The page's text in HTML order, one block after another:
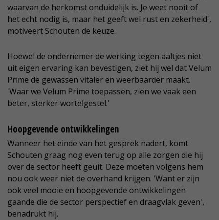
waarvan de herkomst onduidelijk is. Je weet nooit of
het echt nodig is, maar het geeft wel rust en zekerheid',
motiveert Schouten de keuze.
Hoewel de ondernemer de werking tegen aaltjes niet
uit eigen ervaring kan bevestigen, ziet hij wel dat Velum
Prime de gewassen vitaler en weerbaarder maakt.
'Waar we Velum Prime toepassen, zien we vaak een
beter, sterker wortelgestel.'
Hoopgevende ontwikkelingen
Wanneer het einde van het gesprek nadert, komt
Schouten graag nog even terug op alle zorgen die hij
over de sector heeft geuit. Deze moeten volgens hem
nou ook weer niet de overhand krijgen. 'Want er zijn
ook veel mooie en hoopgevende ontwikkelingen
gaande die de sector perspectief en draagvlak geven',
benadrukt hij.